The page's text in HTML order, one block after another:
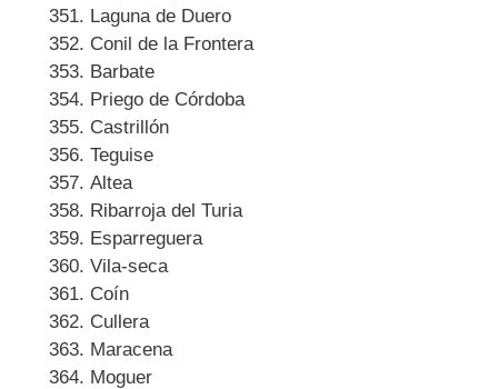
Laguna de Duero
Conil de la Frontera
Barbate
Priego de Córdoba
Castrillón
Teguise
Altea
Ribarroja del Turia
Esparreguera
Vila-seca
Coín
Cullera
Maracena
Moguer